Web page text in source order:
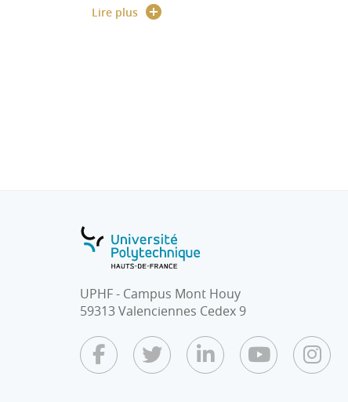
- La transformée en cosinus discrète
Lire plus
UPHF - Campus Mont Houy
59313 Valenciennes Cedex 9